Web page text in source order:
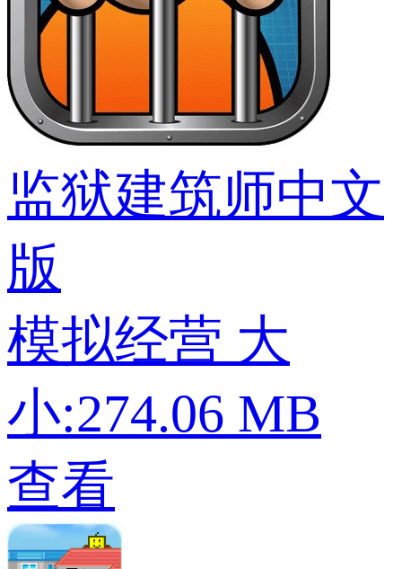
监狱建筑师中文
版
模拟经营 大
小:274.06 MB
查看